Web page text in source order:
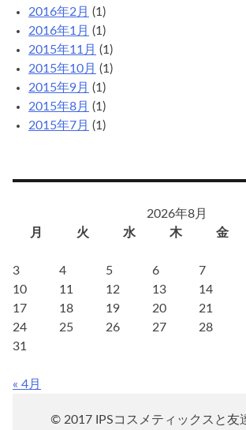
2016年2月 (1)
2016年1月 (1)
2015年11月 (1)
2015年10月 (1)
2015年9月 (1)
2015年8月 (1)
2015年7月 (1)
2026年8月
月
火 水 木 金
3
4 5 6 7
10
11 12 13 14
17
18 19 20 21
24
25 26 27 28
31
« 4月
© 2017 IPSコスメティックスと友